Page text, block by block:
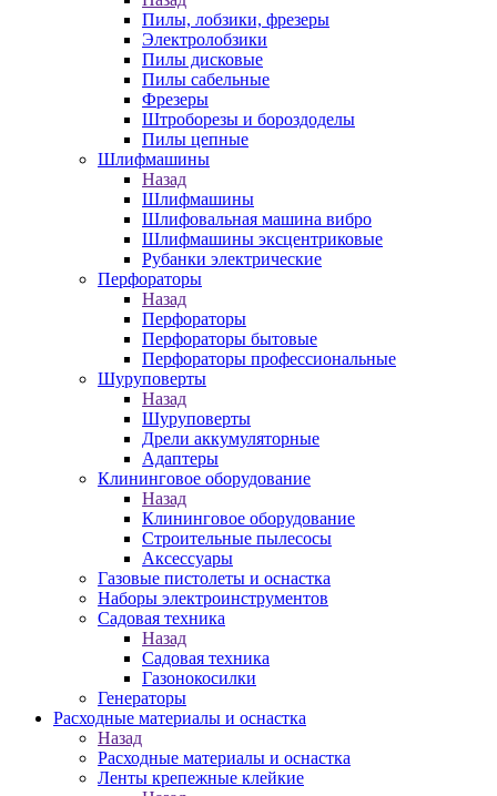
Пилы, лобзики, фрезеры
Электролобзики
Пилы дисковые
Пилы сабельные
Фрезеры
Штроборезы и бороздоделы
Пилы цепные
Шлифмашины
Назад
Шлифмашины
Шлифовальная машина вибро
Шлифмашины эксцентриковые
Рубанки электрические
Перфораторы
Назад
Перфораторы
Перфораторы бытовые
Перфораторы профессиональные
Шуруповерты
Назад
Шуруповерты
Дрели аккумуляторные
Адаптеры
Клининговое оборудование
Назад
Клининговое оборудование
Строительные пылесосы
Аксессуары
Газовые пистолеты и оснастка
Наборы электроинструментов
Садовая техника
Назад
Садовая техника
Газонокосилки
Генераторы
Расходные материалы и оснастка
Назад
Расходные материалы и оснастка
Ленты крепежные клейкие